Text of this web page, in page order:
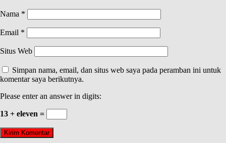
Nama *
Email *
Situs Web
Simpan nama, email, dan situs web saya pada peramban ini untuk
komentar saya berikutnya.
Please enter an answer in digits:
13 + eleven =